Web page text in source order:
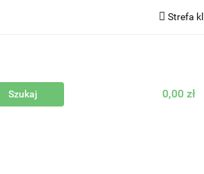
Strefa
Dodaj
0,00 zł